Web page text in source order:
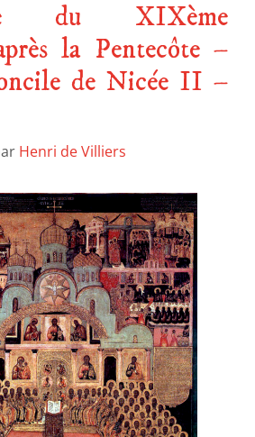
du XIXème
la Pentecôte –
de Nicée II –
Henri de Villiers